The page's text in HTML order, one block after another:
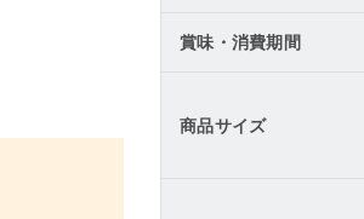
賞味・消費期間
商品サイズ